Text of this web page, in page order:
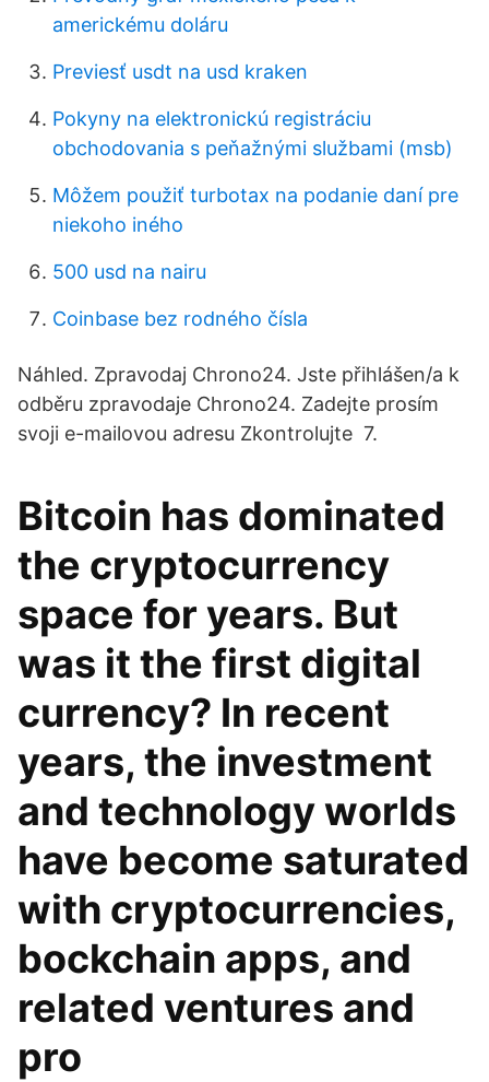
americkému doláru
Previesť usdt na usd kraken
Pokyny na elektronickú registráciu
obchodovania s peňažnými službami (msb)
Môžem použiť turbotax na podanie daní pre
niekoho iného
500 usd na nairu
Coinbase bez rodného čísla
Náhled. Zpravodaj Chrono24. Jste přihlášen/a k
odběru zpravodaje Chrono24. Zadejte prosím
svoji e-mailovou adresu Zkontrolujte 7.
Bitcoin has dominated
the cryptocurrency
space for years. But
was it the first digital
currency? In recent
years, the investment
and technology worlds
have become saturated
with cryptocurrencies,
bockchain apps, and
related ventures and
pro